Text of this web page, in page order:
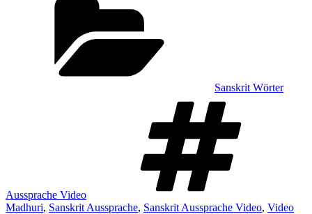
Sanskrit Wörter
Aussprache Video
Madhuri, Sanskrit Aussprache, Sanskrit Aussprache Video, Video